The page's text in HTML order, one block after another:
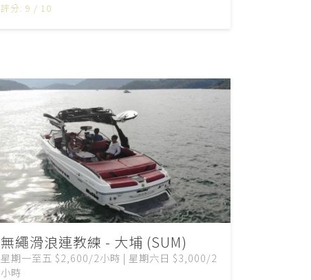
評分: 9 / 10
無繩滑浪連教練 - 大埔 (SUM)
星期一至五 $2,600/2小時 | 星期六日 $3,000/2
小時